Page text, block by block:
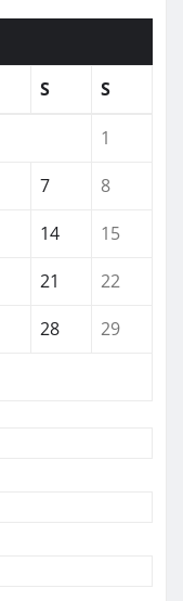
S S
1
7
8
14
15
21
22
28
29